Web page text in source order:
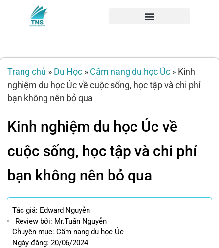
Trang chủ » Du Học » Cẩm nang du học Úc » Kinh
nghiệm du học Úc về cuộc sống, học tập và chi phí
bạn không nên bỏ qua
Kinh nghiệm du học Úc về
cuộc sống, học tập và chi phí
bạn không nên bỏ qua
Tác giả: Edward Nguyễn
Review bởi: Mr.Tuấn Nguyễn
Chuyên mục: Cẩm nang du học Úc
Ngày đăng: 20/06/2024